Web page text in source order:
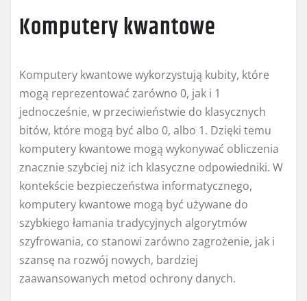
Komputery kwantowe
Komputery kwantowe wykorzystują kubity, które
mogą reprezentować zarówno 0, jak i 1
jednocześnie, w przeciwieństwie do klasycznych
bitów, które mogą być albo 0, albo 1. Dzięki temu
komputery kwantowe mogą wykonywać obliczenia
znacznie szybciej niż ich klasyczne odpowiedniki. W
kontekście bezpieczeństwa informatycznego,
komputery kwantowe mogą być używane do
szybkiego łamania tradycyjnych algorytmów
szyfrowania, co stanowi zarówno zagrożenie, jak i
szansę na rozwój nowych, bardziej
zaawansowanych metod ochrony danych.